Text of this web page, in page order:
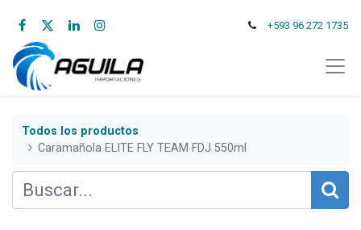
+593 96 272 1735
Todos los productos
Caramañola ELITE FLY TEAM FDJ 550ml